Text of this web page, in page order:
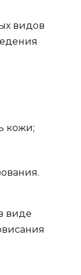
видов
кожи;
виде